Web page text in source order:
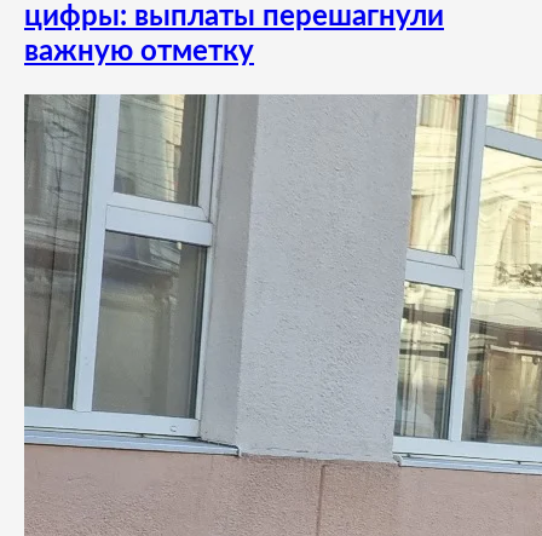
цифры: выплаты перешагнули
важную отметку